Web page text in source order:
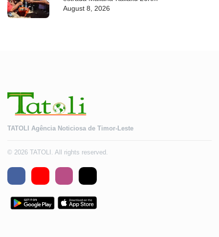
August 8, 2026
TATOLI Agência Noticiosa de Timor-Leste
© 2026 TATOLI. All rights reserved.